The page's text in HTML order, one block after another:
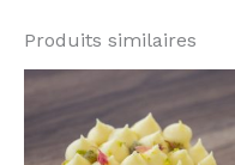
Produits similaires